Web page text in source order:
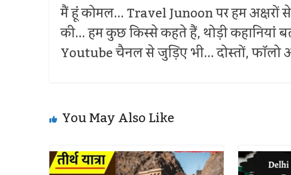
मैं हूं कोमल... Travel Junoon पर हम अक्षरों
की... हम कुछ किस्से कहते हैं, थोड़ी कहानियां
Youtube चैनल से जुड़िए भी... दोस्तों, फॉलो
You May Also Like